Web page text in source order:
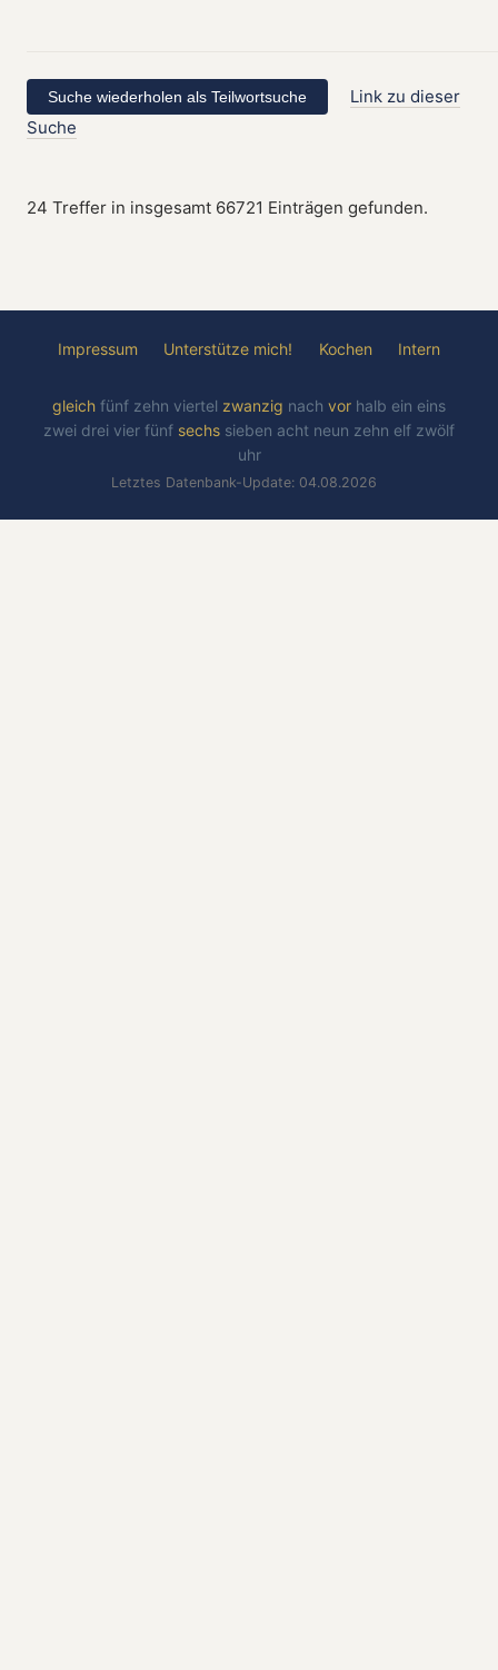
Link zu dieser
Suche
24 Treffer in insgesamt 66721 Einträgen gefunden.
Impressum Unterstütze mich! Kochen Intern
gleich fünf zehn viertel zwanzig nach vor halb ein eins
zwei drei vier fünf sechs sieben acht neun zehn elf zwölf
uhr
Letztes Datenbank-Update: 04.08.2026